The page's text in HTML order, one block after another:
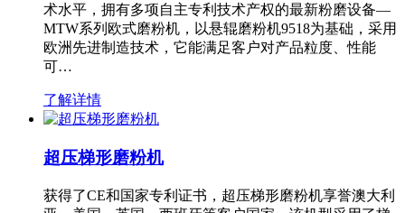
术水平，拥有多项自主专利技术产权的最新粉磨设备—
MTW系列欧式磨粉机，以悬辊磨粉机9518为基础，采用
欧洲先进制造技术，它能满足客户对产品粒度、性能
可…
了解详情
超压梯形磨粉机
获得了CE和国家专利证书，超压梯形磨粉机享誉澳大利